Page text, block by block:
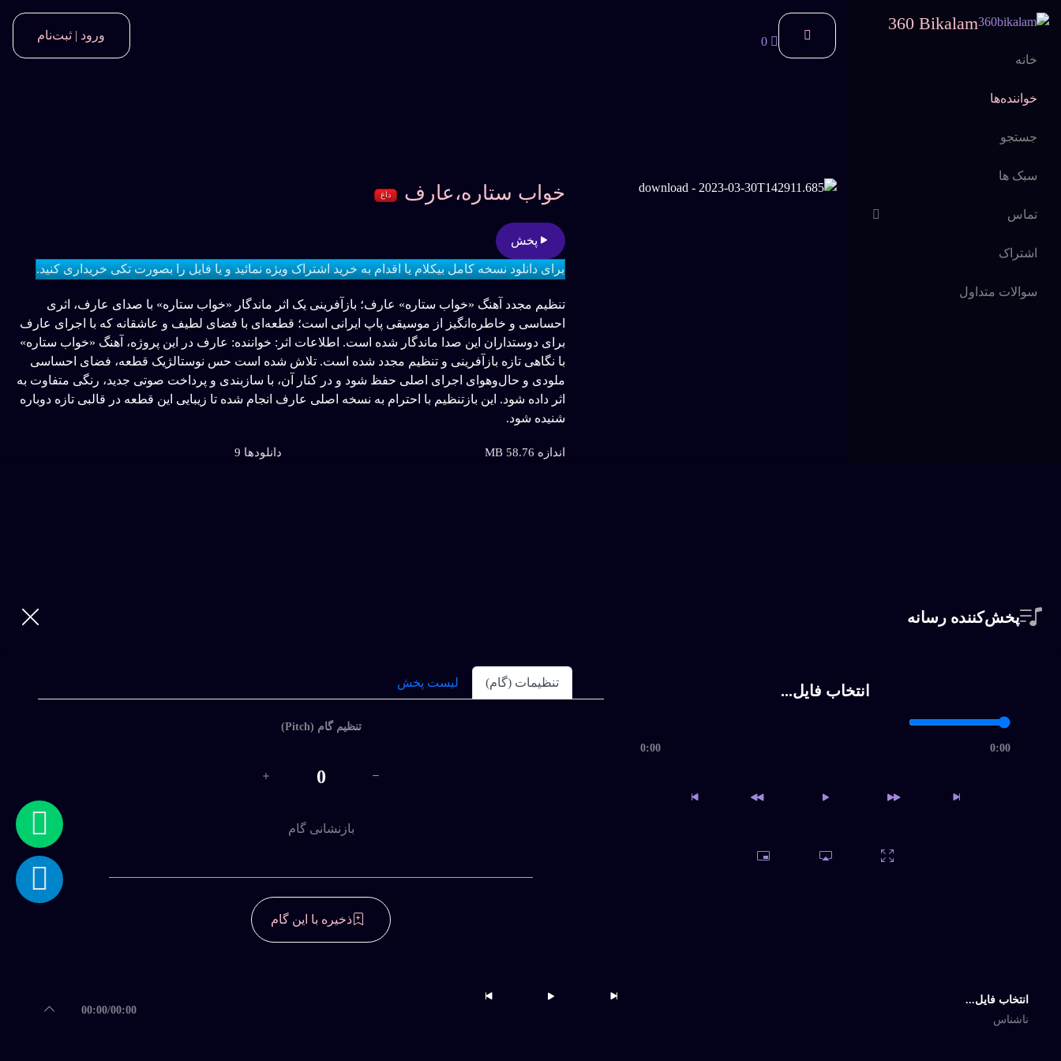
360 Bikalam
خانه
خواننده‌ها
جستجو
سبک ها
تماس
اشتراک
سوالات متداول
0 ورود | ثبت‌نام
خواب ستاره،عارف داغ
پخش
برای دانلود نسخه کامل بیکلام یا اقدام به خرید اشتراک ویژه نمائید و یا فایل را بصورت تکی خریداری کنید.
تنظیم مجدد آهنگ «خواب ستاره» عارف؛ بازآفرینی یک اثر ماندگار «خواب ستاره» با صدای عارف، اثری
احساسی و خاطره‌انگیز از موسیقی پاپ ایرانی است؛ قطعه‌ای با فضای لطیف و عاشقانه که با اجرای عارف
برای دوستداران این صدا ماندگار شده است. اطلاعات اثر: خواننده: عارف در این پروژه، آهنگ «خواب ستاره»
با نگاهی تازه بازآفرینی و تنظیم مجدد شده است. تلاش شده است حس نوستالژیک قطعه، فضای احساسی
ملودی و حال‌وهوای اجرای اصلی حفظ شود و در کنار آن، با سازبندی و پرداخت صوتی جدید، رنگی متفاوت به
اثر داده شود. این بازتنظیم با احترام به نسخه اصلی عارف انجام شده تا زیبایی این قطعه در قالبی تازه دوباره
شنیده شود.
اندازه 58.76 MB
دانلودها 9
پخش‌کننده رسانه
انتخاب فایل...
0:00
0:00
تنظیمات (گام) لیست پخش
تنظیم گام (Pitch)
0
بازنشانی گام
ذخیره با این گام
انتخاب فایل...
ناشناس
00:00
/
00:00